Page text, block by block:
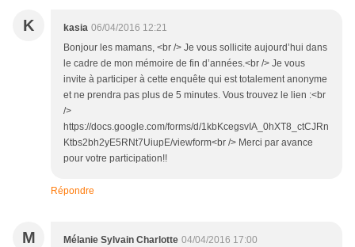
K kasia 06/04/2016 12:21
Bonjour les mamans, <br /> Je vous sollicite aujourd’hui dans
le cadre de mon mémoire de fin d’années.<br /> Je vous
invite à participer à cette enquête qui est totalement anonyme
et ne prendra pas plus de 5 minutes. Vous trouvez le lien :<br
/>
https://docs.google.com/forms/d/1kbKcegsvIA_0hXT8_ctCJRn
Ktbs2bh2yE5RNt7UiupE/viewform<br /> Merci par avance
pour votre participation!!
Répondre
M Mélanie Sylvain Charlotte 04/04/2016 17:00